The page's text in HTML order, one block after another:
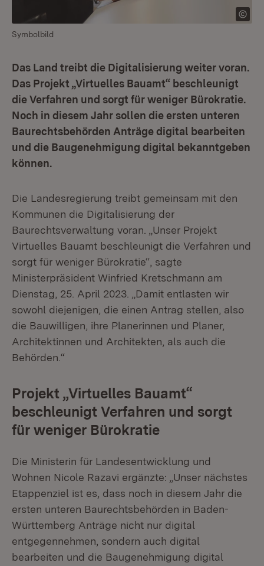
Symbolbild
Das Land treibt die Digitalisierung weiter voran.
Das Projekt „Virtuelles Bauamt“ beschleunigt
die Verfahren und sorgt für weniger Bürokratie.
Noch in diesem Jahr sollen die ersten unteren
Baurechtsbehörden Anträge digital bearbeiten
und die Baugenehmigung digital bekanntgeben
können.
Die Landesregierung treibt gemeinsam mit den
Kommunen die Digitalisierung der
Baurechtsverwaltung voran. „Unser Projekt
Virtuelles Bauamt beschleunigt die Verfahren und
sorgt für weniger Bürokratie“, sagte
Ministerpräsident Winfried Kretschmann am
Dienstag, 25. April 2023. „Damit entlasten wir
sowohl diejenigen, die einen Antrag stellen, also
die Bauwilligen, ihre Planerinnen und Planer,
Architektinnen und Architekten, als auch die
Behörden.“
Projekt „Virtuelles Bauamt“
beschleunigt Verfahren und sorgt
für weniger Bürokratie
Die Ministerin für Landesentwicklung und
Wohnen Nicole Razavi ergänzte: „Unser nächstes
Etappenziel ist es, dass noch in diesem Jahr die
ersten unteren Baurechtsbehörden in Baden-
Württemberg Anträge nicht nur digital
entgegennehmen, sondern auch digital
bearbeiten und die Baugenehmigung digital